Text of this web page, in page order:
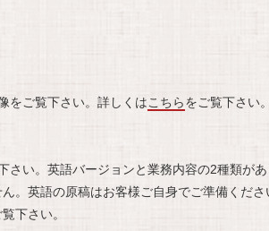
をご覧下さい。詳しくはこちらをご覧下さい。
さい。英語バージョンと業務内容の2種類があ
。英語の原稿はお客様ご自身でご準備くださ
下さい。